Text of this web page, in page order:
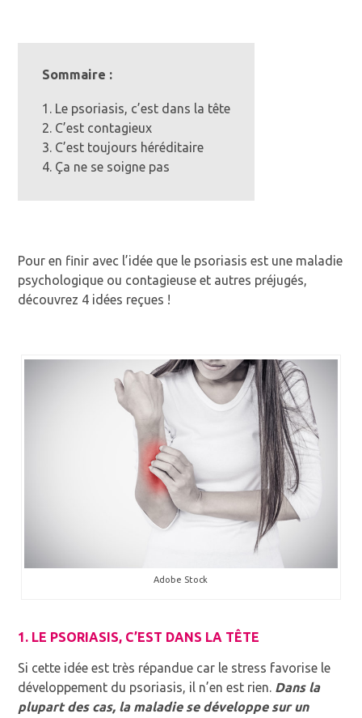
Sommaire :
1. Le psoriasis, c’est dans la tête
2. C’est contagieux
3. C’est toujours héréditaire
4. Ça ne se soigne pas
Pour en finir avec l’idée que le psoriasis est une maladie
psychologique ou contagieuse et autres préjugés,
découvrez 4 idées reçues !
Adobe Stock
1. LE PSORIASIS, C’EST DANS LA TÊTE
Si cette idée est très répandue car le stress favorise le
développement du psoriasis, il n’en est rien. Dans la
plupart des cas, la maladie se développe sur un